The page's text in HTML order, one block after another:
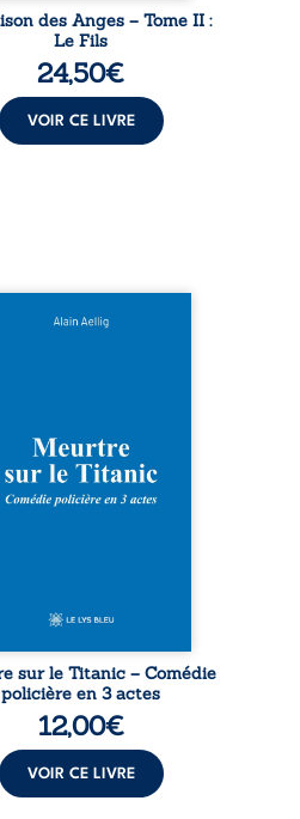
des Anges – Tome II :
Le Fils
24,50€
VOIR CE LIVRE
le naufrage n’avait pas
de l’Atlantique.
décennies plus tard, la
de l’épave fait
un secret que l’on
sur le Titanic – Comédie
policière en 3 actes
12,00€
VOIR CE LIVRE